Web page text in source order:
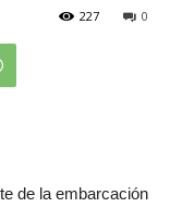
0
227
de la embarcación